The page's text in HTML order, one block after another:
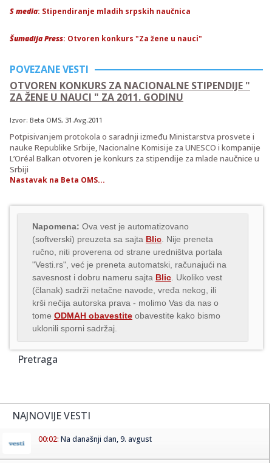
S media: Stipendiranje mladih srpskih naučnica
Šumadija Press: Otvoren konkurs "Za žene u nauci"
POVEZANE VESTI
OTVOREN KONKURS ZA NACIONALNE STIPENDIJE "
ZA ŽENE U NAUCI " ZA 2011. GODINU
Izvor: Beta OMS, 31.Avg.2011
Potpisivanjem protokola o saradnji između Ministarstva prosvete i
nauke Republike Srbije, Nacionalne Komisije za UNESCO i kompanije
L’Oréal Balkan otvoren je konkurs za stipendije za mlade naučnice u
Srbiji
Nastavak na Beta OMS...
Napomena: Ova vest je automatizovano
(softverski) preuzeta sa sajta Blic . Nije preneta
ručno, niti proverena od strane uredništva portala
"Vesti.rs", već je preneta automatski, računajući na
savesnost i dobru nameru sajta Blic . Ukoliko vest
(članak) sadrži netačne navode, vređa nekog, ili
krši nečija autorska prava - molimo Vas da nas o
tome ODMAH obavestite obavestite kako bismo
uklonili sporni sadržaj.
Pretraga
NAJNOVIJE VESTI
00:02: Na današnji dan, 9. avgust